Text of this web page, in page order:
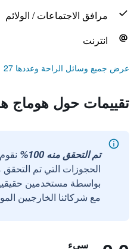
مرافق الاجتماعات / الولائم
انترنت
عرض جميع وسائل الراحة وعددها 27
تقييمات حول هوماج
تم التحقق منه 100%
الحجوزات التي تم
مع شركائنا الخارجيين
سيء